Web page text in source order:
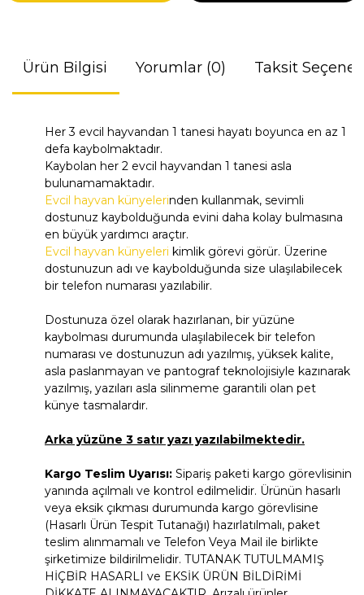
Ürün Bilgisi Yorumlar (0) Taksit
Her 3 evcil hayvandan 1 tanesi hayatı boyunca en az 1
defa kaybolmaktadır.
Kaybolan her 2 evcil hayvandan 1 tanesi asla
bulunamamaktadır.
Evcil hayvan künyelerinden kullanmak, sevimli
dostunuz kaybolduğunda evini daha kolay bulmasına
en büyük yardımcı araçtır.
Evcil hayvan künyeleri kimlik görevi görür. Üzerine
dostunuzun adı ve kaybolduğunda size ulaşılabilecek
bir telefon numarası yazılabilir.
Dostunuza özel olarak hazırlanan, bir yüzüne
kaybolması durumunda ulaşılabilecek bir telefon
numarası ve dostunuzun adı yazılmış, yüksek kalite,
asla paslanmayan ve pantograf teknolojisiyle kazınarak
yazılmış, yazıları asla silinmeme garantili olan pet
künye tasmalardır.
Arka yüzüne 3 satır yazı yazılabilmektedir.
Kargo Teslim Uyarısı: Sipariş paketi kargo görevlisinin
yanında açılmalı ve kontrol edilmelidir. Ürünün hasarlı
veya eksik çıkması durumunda kargo görevlisine
(Hasarlı Ürün Tespit Tutanağı) hazırlatılmalı, paket
teslim alınmamalı ve Telefon Veya Mail ile birlikte
şirketimize bildirilmelidir. TUTANAK TUTULMAMIŞ
HİÇBİR HASARLI ve EKSİK ÜRÜN BİLDİRİMİ